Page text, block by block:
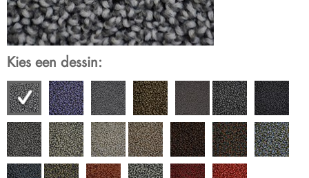
Kies een dessin: